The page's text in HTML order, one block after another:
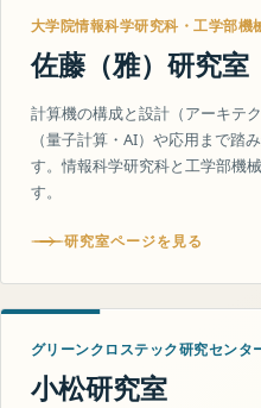
大学院情報科学研究科・工学部機
佐藤（雅）研究室
計算機の構成と設計（アーキテ
（量子計算・AI）や応用まで踏
す。情報科学研究科と工学部機
す。
研究室ページを見る
グリーンクロステック研究センタ
小松研究室